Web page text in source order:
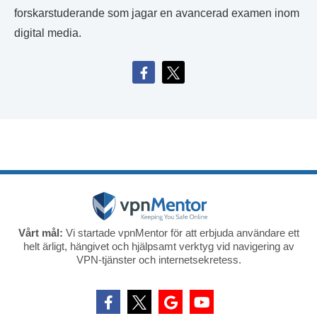
forskarstuderande som jagar en avancerad examen inom
digital media.
Vårt mål: Vi startade vpnMentor för att erbjuda användare ett
helt ärligt, hängivet och hjälpsamt verktyg vid navigering av
VPN-tjänster och internetsekretess.